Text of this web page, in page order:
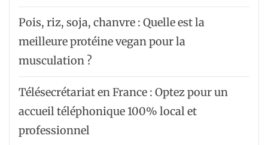
Pois, riz, soja, chanvre : Quelle est la
meilleure protéine vegan pour la
musculation ?
Télésecrétariat en France : Optez pour un
accueil téléphonique 100% local et
professionnel